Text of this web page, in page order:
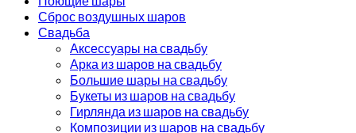
Сброс воздушных шаров
Свадьба
Аксессуары на свадьбу
Арка из шаров на свадьбу
Большие шары на свадьбу
Букеты из шаров на свадьбу
Гирлянда из шаров на свадьбу
Композиции из шаров на свадьбу